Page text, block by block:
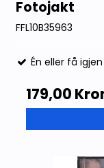
Fotojakt
FFL10B35963
Én eller få igjen
179,00